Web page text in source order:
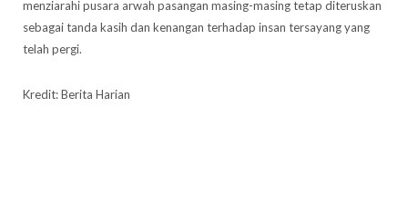
menziarahi pusara arwah pasangan masing-masing tetap diteruskan
sebagai tanda kasih dan kenangan terhadap insan tersayang yang
telah pergi.
Kredit: Berita Harian